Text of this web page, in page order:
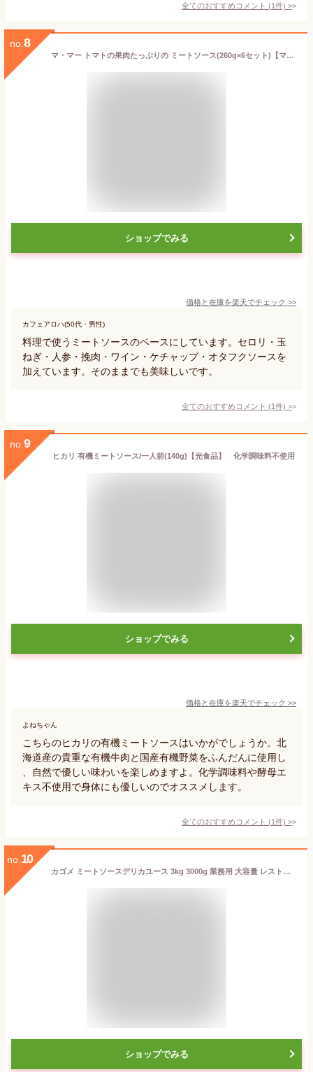
全てのおすすめコメント (1件) >
no. 8
マ・マー トマトの果肉たっぷりの ミートソース(260g×6セット)【マ・マー】
ショップでみる
価格と在庫を楽天でチェック >>
カフェアロハ(50代・男性)
料理で使うミートソースのベースにしています。セロリ・玉
ねぎ・人参・挽肉・ワイン・ケチャップ・オタフクソースを
加えています。そのままでも美味しいです。
全てのおすすめコメント (1件) >
no. 9
ヒカリ 有機ミートソース/一人前(140g)【光食品】 化学調味料不使用
ショップでみる
価格と在庫を楽天でチェック >>
よねちゃん
こちらのヒカリの有機ミートソースはいかがでしょうか。北
海道産の貴重な有機牛肉と国産有機野菜をふんだんに使用し
、自然で優しい味わいを楽しめますよ。化学調味料や酵母エ
キス不使用で身体にも優しいのでオススメします。
全てのおすすめコメント (1件) >
no. 10
カゴメ ミートソースデリカユース 3kg 3000g 業務用 大容量 レストラン用
ショップでみる